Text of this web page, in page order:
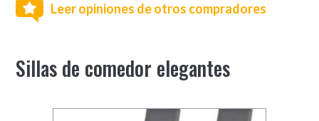
Leer opiniones de otros compradores
Sillas de comedor elegantes